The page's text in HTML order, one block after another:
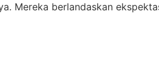
Mereka berlandaskan